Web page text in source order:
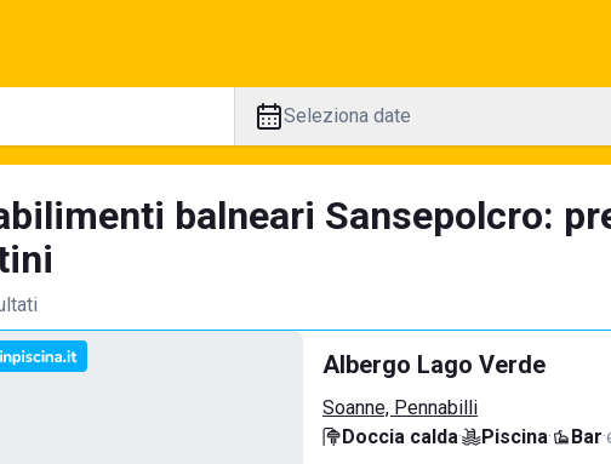
Seleziona date
balneari Sansepolcro:
Albergo Lago Verde
Soanne, Pennabilli
Doccia calda· Piscina· Bar·